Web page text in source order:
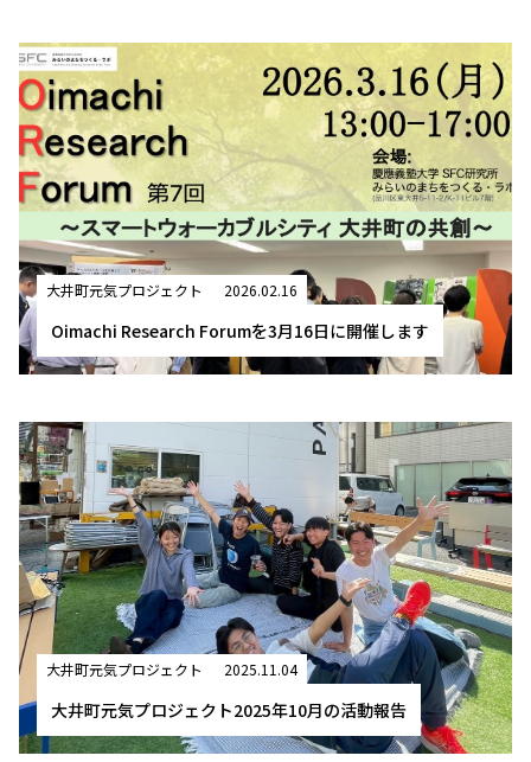
大井町元気プロジェクト 2026.02.16
Oimachi Research Forumを3月16日に開催します
大井町元気プロジェクト 2025.11.04
大井町元気プロジェクト2025年10月の活動報告